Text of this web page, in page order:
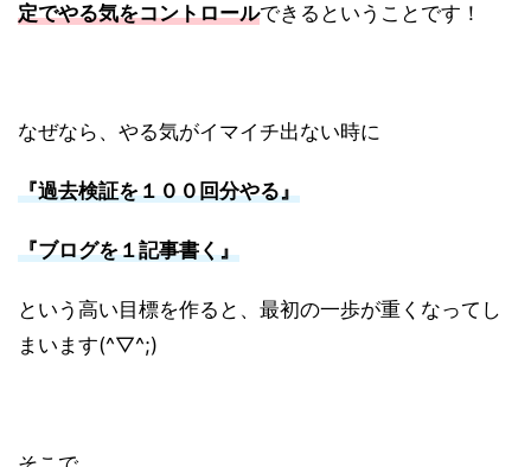
定でやる気をコントロールできるということです！
なぜなら、やる気がイマイチ出ない時に
『過去検証を１００回分やる』
『ブログを１記事書く』
という高い目標を作ると、最初の一歩が重くなってし
まいます(^▽^;)